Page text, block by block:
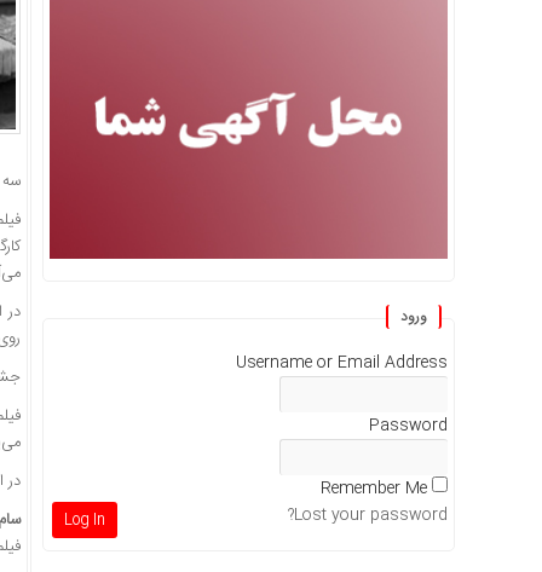
ورود
Username or Email Address
Password
Lost your password?
سه
در
در